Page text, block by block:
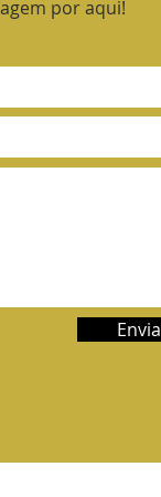
por aqui!